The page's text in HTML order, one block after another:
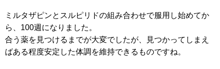
ミルタザピンとスルピリドの組み合わせで服用し始めてか
ら、100週になりました。
合う薬を見つけるまでが大変でしたが、見つかってしまえ
ばある程度安定した体調を維持できるものですね。